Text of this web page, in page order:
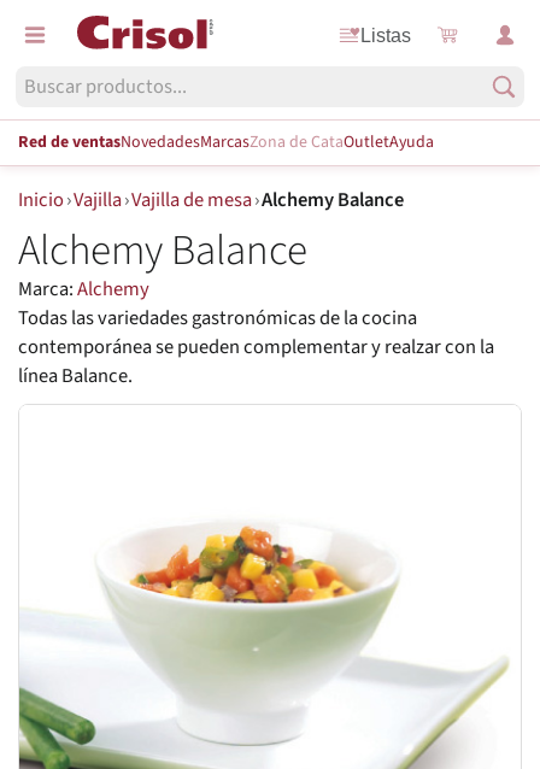
Listas
Red de ventasNovedadesMarcasZona de CataOutletAyuda
Inicio›Vajilla›Vajilla de mesa›Alchemy Balance
Alchemy Balance
Marca:Alchemy
Todas las variedades gastronómicas de la cocina
contemporánea se pueden complementar y realzar con la
línea Balance.